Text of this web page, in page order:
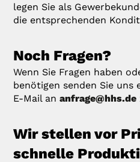
legen Sie als
die entsprechenden
Noch Fragen?
Wenn Sie Fragen haben
benötigen senden Sie uns
E-Mail ananfrage@hhs.de
Wir stellen vor
schnelle